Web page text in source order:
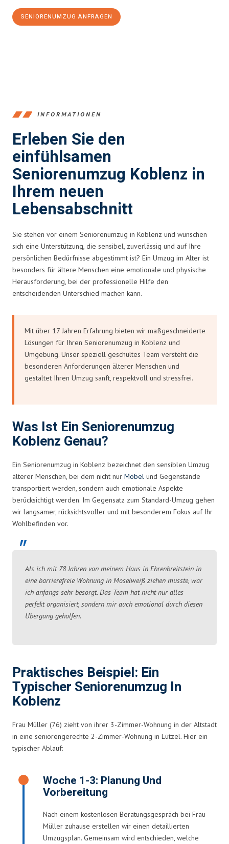
SENIORENUMZUG ANFRAGEN
INFORMATIONEN
Erleben Sie den
einfühlsamen
Seniorenumzug Koblenz in
Ihrem neuen
Lebensabschnitt
Sie stehen vor einem Seniorenumzug in Koblenz und wünschen
sich eine Unterstützung, die sensibel, zuverlässig und auf Ihre
persönlichen Bedürfnisse abgestimmt ist? Ein Umzug im Alter ist
besonders für ältere Menschen eine emotionale und physische
Herausforderung, bei der professionelle Hilfe den
entscheidenden Unterschied machen kann.
Mit über 17 Jahren Erfahrung bieten wir maßgeschneiderte
Lösungen für Ihren Seniorenumzug in Koblenz und
Umgebung. Unser speziell geschultes Team versteht die
besonderen Anforderungen älterer Menschen und
gestaltet Ihren Umzug sanft, respektvoll und stressfrei.
Was Ist Ein Seniorenumzug
Koblenz Genau?
Ein Seniorenumzug in Koblenz bezeichnet den sensiblen Umzug
älterer Menschen, bei dem nicht nur Möbel und Gegenstände
transportiert werden, sondern auch emotionale Aspekte
berücksichtigt werden. Im Gegensatz zum Standard-Umzug gehen
wir langsamer, rücksichtsvoller und mit besonderem Fokus auf Ihr
Wohlbefinden vor.
Als ich mit 78 Jahren von meinem Haus in Ehrenbreitstein in
eine barrierefreie Wohnung in Moselweiß ziehen musste, war
ich anfangs sehr besorgt. Das Team hat nicht nur alles
perfekt organisiert, sondern mir auch emotional durch diesen
Übergang geholfen.
Praktisches Beispiel: Ein
Typischer Seniorenumzug In
Koblenz
Frau Müller (76) zieht von ihrer 3-Zimmer-Wohnung in der Altstadt
in eine seniorengerechte 2-Zimmer-Wohnung in Lützel. Hier ein
typischer Ablauf:
Woche 1-3: Planung Und
Vorbereitung
Nach einem kostenlosen Beratungsgespräch bei Frau
Müller zuhause erstellen wir einen detaillierten
Umzugsplan. Gemeinsam wird entschieden, welche